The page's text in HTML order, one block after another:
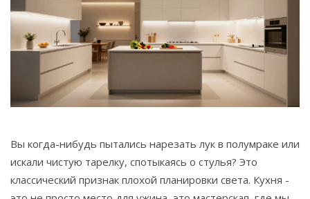
ФЗ-152
Связаться
© 2026. Все права защищены.
Вы когда-нибудь пытались нарезать лук в полумраке или
искали чистую тарелку, спотыкаясь о стулья? Это
классический признак плохой планировки света. Кухня -